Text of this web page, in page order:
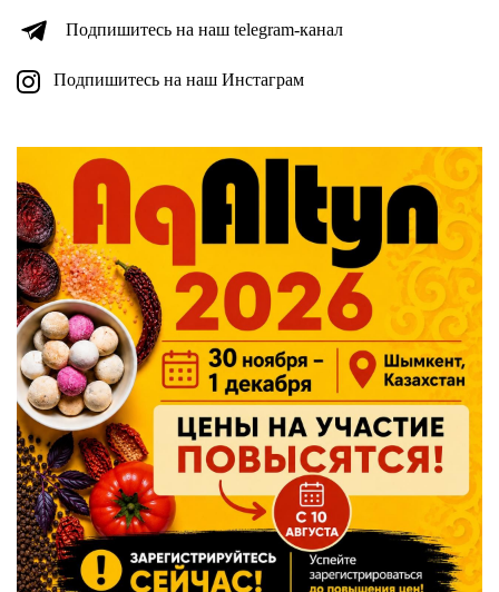
Подпишитесь на наш telegram-канал
Подпишитесь на наш Инстаграм